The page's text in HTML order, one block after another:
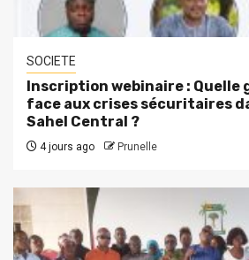
SOCIETE
Inscription webinaire : Quelle
face aux crises sécuritaires
Sahel Central ?
4 jours ago Prunelle